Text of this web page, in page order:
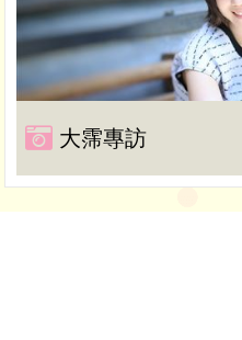
大霈專訪